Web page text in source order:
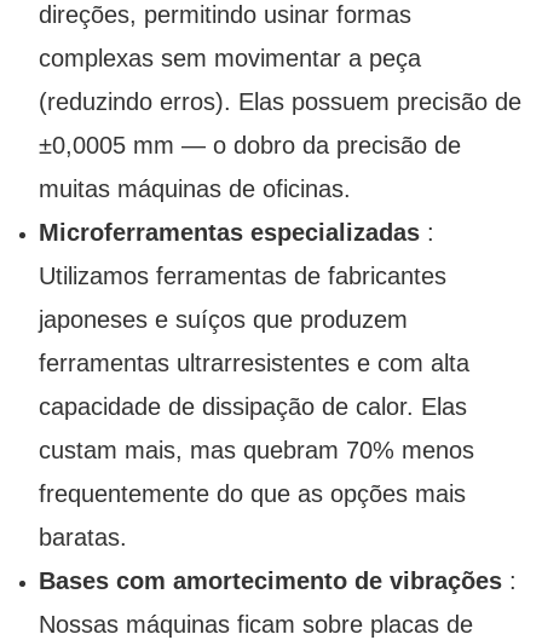
direções, permitindo usinar formas
complexas sem movimentar a peça
(reduzindo erros). Elas possuem precisão de
±0,0005 mm — o dobro da precisão de
muitas máquinas de oficinas.
Microferramentas especializadas:
Utilizamos ferramentas de fabricantes
japoneses e suíços que produzem
ferramentas ultrarresistentes e com alta
capacidade de dissipação de calor. Elas
custam mais, mas quebram 70% menos
frequentemente do que as opções mais
baratas.
Bases com amortecimento de vibrações:
Nossas máquinas ficam sobre placas de